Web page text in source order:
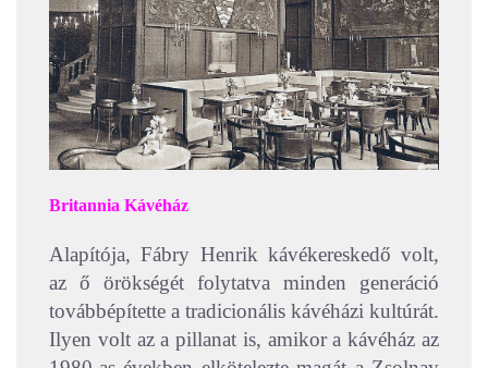
Britannia Kávéház
Alapítója, Fábry Henrik kávékereskedő volt,
az ő örökségét folytatva minden generáció
továbbépítette a tradicionális kávéházi kultúrát.
Ilyen volt az a pillanat is, amikor a kávéház az